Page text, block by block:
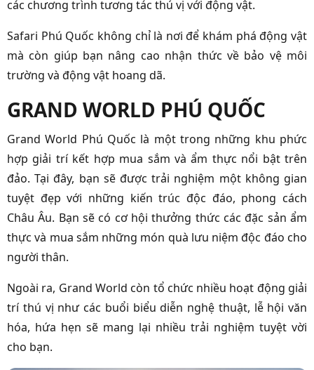
các chương trình tương tác thú vị với động vật.
Safari Phú Quốc không chỉ là nơi để khám phá động vật
mà còn giúp bạn nâng cao nhận thức về bảo vệ môi
trường và động vật hoang dã.
GRAND WORLD PHÚ QUỐC
Grand World Phú Quốc là một trong những khu phức
hợp giải trí kết hợp mua sắm và ẩm thực nổi bật trên
đảo. Tại đây, bạn sẽ được trải nghiệm một không gian
tuyệt đẹp với những kiến trúc độc đáo, phong cách
Châu Âu. Bạn sẽ có cơ hội thưởng thức các đặc sản ẩm
thực và mua sắm những món quà lưu niệm độc đáo cho
người thân.
Ngoài ra, Grand World còn tổ chức nhiều hoạt động giải
trí thú vị như các buổi biểu diễn nghệ thuật, lễ hội văn
hóa, hứa hẹn sẽ mang lại nhiều trải nghiệm tuyệt vời
cho bạn.